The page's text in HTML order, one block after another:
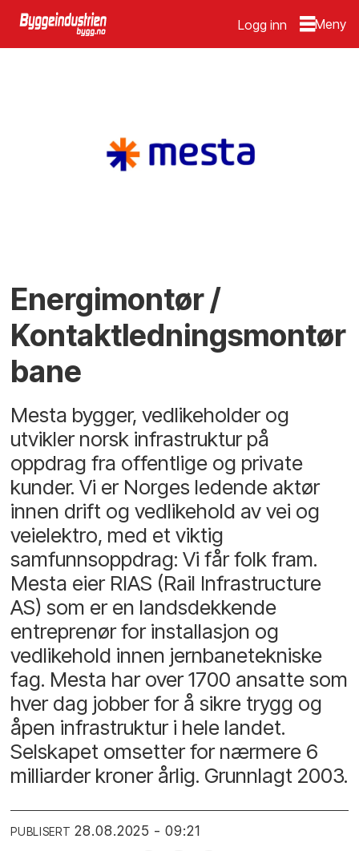
Logg inn
Energimontør /
Kontaktledningsmontør
bane
Mesta bygger, vedlikeholder og
utvikler norsk infrastruktur på
oppdrag fra offentlige og private
kunder. Vi er Norges ledende aktør
innen drift og vedlikehold av vei og
veielektro, med et viktig
samfunnsoppdrag: Vi får folk fram.
Mesta eier RIAS (Rail Infrastructure
AS) som er en landsdekkende
entreprenør for installasjon og
vedlikehold innen jernbanetekniske
fag. Mesta har over 1700 ansatte som
hver dag jobber for å sikre trygg og
åpen infrastruktur i hele landet.
Selskapet omsetter for nærmere 6
milliarder kroner årlig. Grunnlagt 2003.
PUBLISERT 28.08.2025 - 09:21